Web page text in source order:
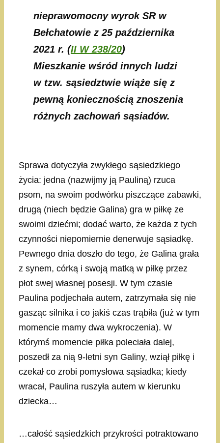
nieprawomocny wyrok SR w
Bełchatowie z 25 października
2021 r. (II W 238/20)
Mieszkanie wśród innych ludzi
w tzw. sąsiedztwie wiąże się z
pewną koniecznością znoszenia
różnych zachowań sąsiadów.
Sprawa dotyczyła zwykłego sąsiedzkiego
życia: jedna (nazwijmy ją Pauliną) rzuca
psom, na swoim podwórku piszczące zabawki,
drugą (niech będzie Galina) gra w piłkę ze
swoimi dziećmi; dodać warto, że każda z tych
czynności niepomiernie denerwuje sąsiadkę.
Pewnego dnia doszło do tego, że Galina grała
z synem, córką i swoją matką w piłkę przez
płot swej własnej posesji. W tym czasie
Paulina podjechała autem, zatrzymała się nie
gasząc silnika i co jakiś czas trąbiła (już w tym
momencie mamy dwa wykroczenia). W
którymś momencie piłka poleciała dalej,
poszedł za nią 9-letni syn Galiny, wziął piłkę i
czekał co zrobi pomysłowa sąsiadka; kiedy
wracał, Paulina ruszyła autem w kierunku
dziecka…
…całość sąsiedzkich przykrości potraktowano